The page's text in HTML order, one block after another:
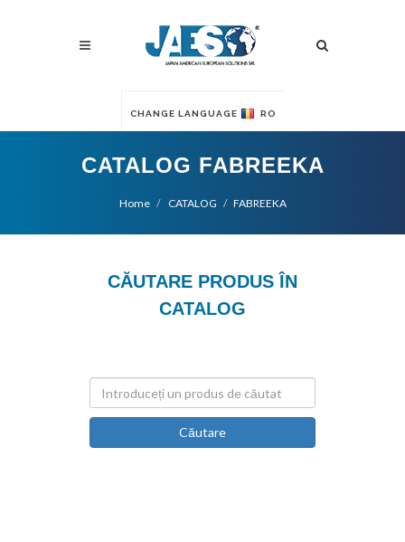
CHANGE LANGUAGE RO
CATALOG FABREEKA
Home CATALOG FABREEKA
CĂUTARE PRODUS ÎN
CATALOG
Căutare